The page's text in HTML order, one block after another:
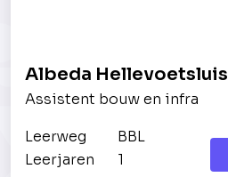
Albeda Hellevoetsluis
Assistent bouw en infra
Leerweg
BBL
Leerjaren
1